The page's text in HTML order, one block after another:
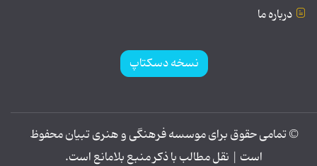
درباره ما
نسخه دسکتاپ
© تمامی حقوق برای موسسه فرهنگی و هنری تبیان محفوظ
است | نقل مطالب با ذکر منبع بلامانع است.